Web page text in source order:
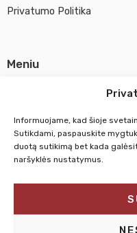
Informuojame, kad šioje
Sutikdami, paspauskite
duotą sutikimą bet kada
naršyklės nustatymus.
Privatumo Politika
Meniu
Susisiekti su mumis